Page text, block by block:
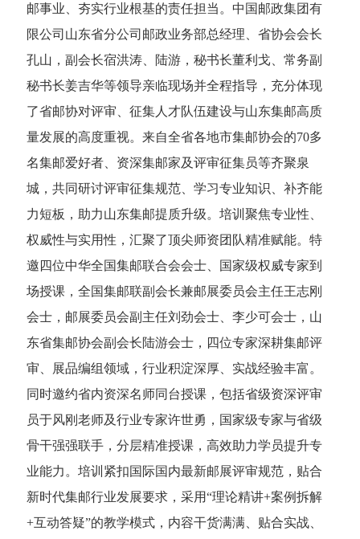
邮事业、夯实行业根基的责任担当。中国邮政集团有
限公司山东省分公司邮政业务部总经理、省协会会长
孔山，副会长宿洪涛、陆游，秘书长董利戈、常务副
秘书长姜吉华等领导亲临现场并全程指导，充分体现
了省邮协对评审、征集人才队伍建设与山东集邮高质
量发展的高度重视。来自全省各地市集邮协会的70多
名集邮爱好者、资深集邮家及评审征集员等齐聚泉
城，共同研讨评审征集规范、学习专业知识、补齐能
力短板，助力山东集邮提质升级。 培训聚焦专业性、
权威性与实用性，汇聚了顶尖师资团队精准赋能。特
邀四位中华全国集邮联合会会士、国家级权威专家到
场授课，全国集邮联副会长兼邮展委员会主任王志刚
会士，邮展委员会副主任刘劲会士、李少可会士，山
东省集邮协会副会长陆游会士，四位专家深耕集邮评
审、展品编组领域，行业积淀深厚、实战经验丰富。
同时邀约省内资深名师同台授课，包括省级资深评审
员于风刚老师及行业专家许世勇，国家级专家与省级
骨干强强联手，分层精准授课，高效助力学员提升专
业能力。培训紧扣国际国内最新邮展评审规范，贴合
新时代集邮行业发展要求，采用“理论精讲+案例拆解
+互动答疑”的教学模式，内容干货满满、贴合实战、